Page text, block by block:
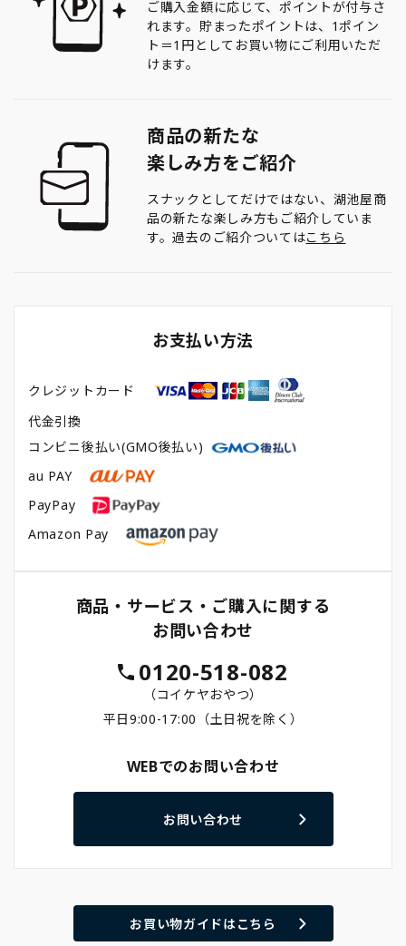
ご購入金額に応じて、ポイントが付与さ
れます。貯まったポイントは、1ポイン
ト＝1円としてお買い物にご利用いただ
けます。
商品の新たな
楽しみ方をご紹介
スナックとしてだけではない、湖池屋商
品の新たな楽しみ方もご紹介していま
す。過去のご紹介ついてはこちら
お支払い方法
クレジットカード
代金引換
コンビニ後払い(GMO後払い)
au PAY
PayPay
Amazon Pay
商品・サービス・ご購入に関する
お問い合わせ
0120-518-082
（コイケヤおやつ）
平日9:00-17:00（土日祝を除く）
WEBでのお問い合わせ
お問い合わせ
お買い物ガイドはこちら